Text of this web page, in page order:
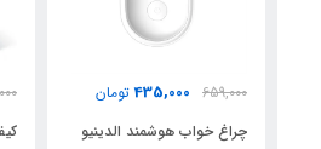
499,000
379,000 تومان
کیف لوازم جانبی مک‌دودو